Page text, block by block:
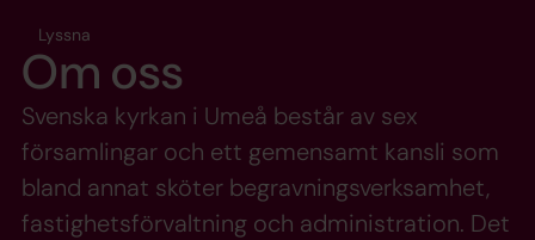
Lyssna
Om oss
Svenska kyrkan i Umeå består av sex
församlingar och ett gemensamt kansli som
bland annat sköter begravningsverksamhet,
fastighetsförvaltning och administration. Det